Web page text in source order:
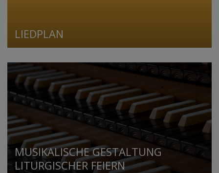
LIEDPLAN
MUSIKALISCHE GESTALTUNG
LITURGISCHER FEIERN